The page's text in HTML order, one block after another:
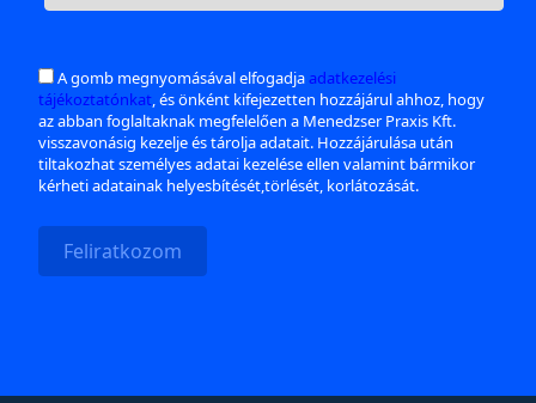
A gomb megnyomásával elfogadjaadatkezelési
tájékoztatónkat, és önként kifejezetten hozzájárul ahhoz, hogy
az abban foglaltaknak megfelelően a Menedzser Praxis Kft.
visszavonásig kezelje és tárolja adatait. Hozzájárulása után
tiltakozhat személyes adatai kezelése ellen valamint bármikor
kérheti adatainak helyesbítését,törlését, korlátozását.
Feliratkozom